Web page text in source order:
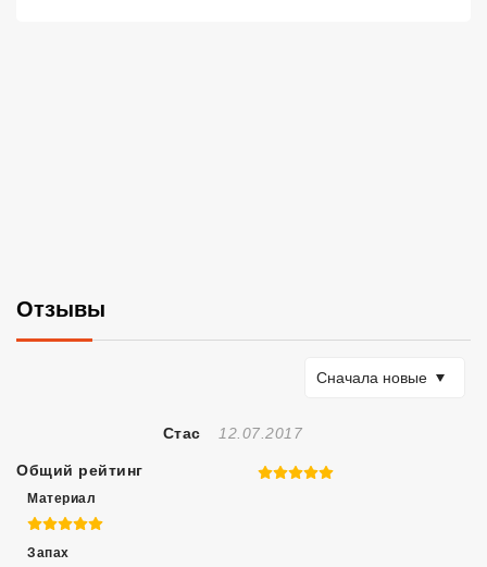
Отзывы
Сортировать по
Сначала новые
Стас Отзыв Создан
12.07.2017
Общий рейтинг 5 из 5
Материал
5 из 5
Запах